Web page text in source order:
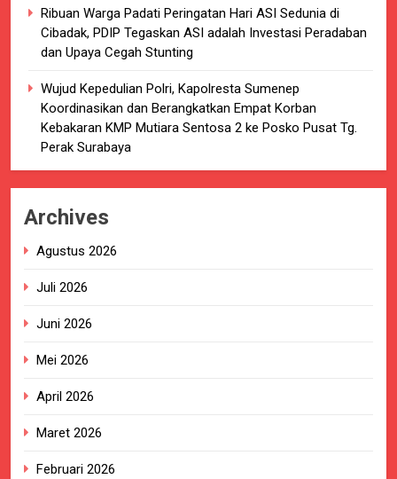
Ribuan Warga Padati Peringatan Hari ASI Sedunia di
Cibadak, PDIP Tegaskan ASI adalah Investasi Peradaban
dan Upaya Cegah Stunting
Wujud Kepedulian Polri, Kapolresta Sumenep
Koordinasikan dan Berangkatkan Empat Korban
Kebakaran KMP Mutiara Sentosa 2 ke Posko Pusat Tg.
Perak Surabaya
Archives
Agustus 2026
Juli 2026
Juni 2026
Mei 2026
April 2026
Maret 2026
Februari 2026